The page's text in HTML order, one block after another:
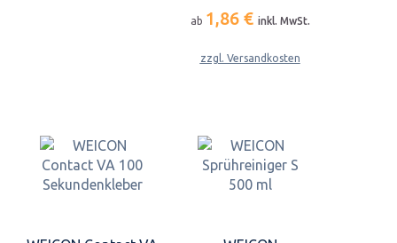
ab 1,86 € inkl. MwSt.
zzgl. Versandkosten